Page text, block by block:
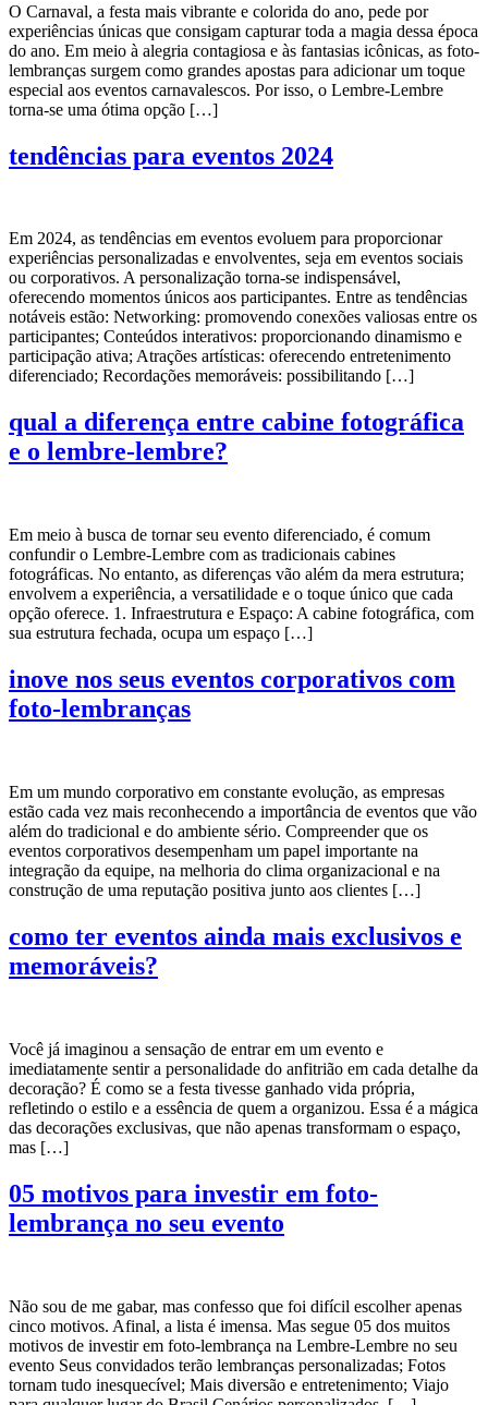
O Carnaval, a festa mais vibrante e colorida do ano, pede por
experiências únicas que consigam capturar toda a magia dessa época
do ano. Em meio à alegria contagiosa e às fantasias icônicas, as foto-
lembranças surgem como grandes apostas para adicionar um toque
especial aos eventos carnavalescos. Por isso, o Lembre-Lembre
torna-se uma ótima opção […]
tendências para eventos 2024
Em 2024, as tendências em eventos evoluem para proporcionar
experiências personalizadas e envolventes, seja em eventos sociais
ou corporativos. A personalização torna-se indispensável,
oferecendo momentos únicos aos participantes. Entre as tendências
notáveis estão: Networking: promovendo conexões valiosas entre os
participantes; Conteúdos interativos: proporcionando dinamismo e
participação ativa; Atrações artísticas: oferecendo entretenimento
diferenciado; Recordações memoráveis: possibilitando […]
qual a diferença entre cabine fotográfica
e o lembre-lembre?
Em meio à busca de tornar seu evento diferenciado, é comum
confundir o Lembre-Lembre com as tradicionais cabines
fotográficas. No entanto, as diferenças vão além da mera estrutura;
envolvem a experiência, a versatilidade e o toque único que cada
opção oferece. 1. Infraestrutura e Espaço: A cabine fotográfica, com
sua estrutura fechada, ocupa um espaço […]
inove nos seus eventos corporativos com
foto-lembranças
Em um mundo corporativo em constante evolução, as empresas
estão cada vez mais reconhecendo a importância de eventos que vão
além do tradicional e do ambiente sério. Compreender que os
eventos corporativos desempenham um papel importante na
integração da equipe, na melhoria do clima organizacional e na
construção de uma reputação positiva junto aos clientes […]
como ter eventos ainda mais exclusivos e
memoráveis?
Você já imaginou a sensação de entrar em um evento e
imediatamente sentir a personalidade do anfitrião em cada detalhe da
decoração? É como se a festa tivesse ganhado vida própria,
refletindo o estilo e a essência de quem a organizou. Essa é a mágica
das decorações exclusivas, que não apenas transformam o espaço,
mas […]
05 motivos para investir em foto-
lembrança no seu evento
Não sou de me gabar, mas confesso que foi difícil escolher apenas
cinco motivos. Afinal, a lista é imensa. Mas segue 05 dos muitos
motivos de investir em foto-lembrança na Lembre-Lembre no seu
evento Seus convidados terão lembranças personalizadas; Fotos
tornam tudo inesquecível; Mais diversão e entretenimento; Viajo